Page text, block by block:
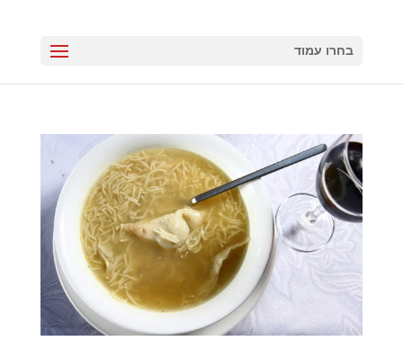
בחרו עמוד